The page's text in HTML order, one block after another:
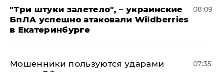
"Три штуки залетело", – украинские
БпЛА успешно атаковали Wildberries
в Екатеринбурге
08:09
Мошенники пользуются ударами
07:35